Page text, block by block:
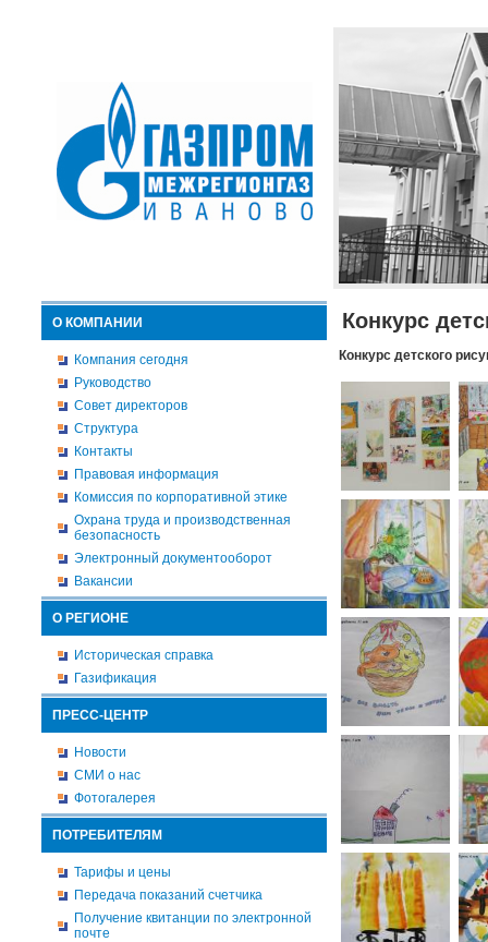
О КОМПАНИИ
Компания сегодня
Руководство
Совет директоров
Структура
Контакты
Правовая информация
Комиссия по корпоративной этике
Охрана труда и производственная
безопасность
Электронный документооборот
Вакансии
О РЕГИОНЕ
Историческая справка
Газификация
ПРЕСС-ЦЕНТР
Новости
СМИ о нас
Фотогалерея
ПОТРЕБИТЕЛЯМ
Тарифы и цены
Передача показаний счетчика
Получение квитанции по электронной
почте
Конкурс
Конкурс детского